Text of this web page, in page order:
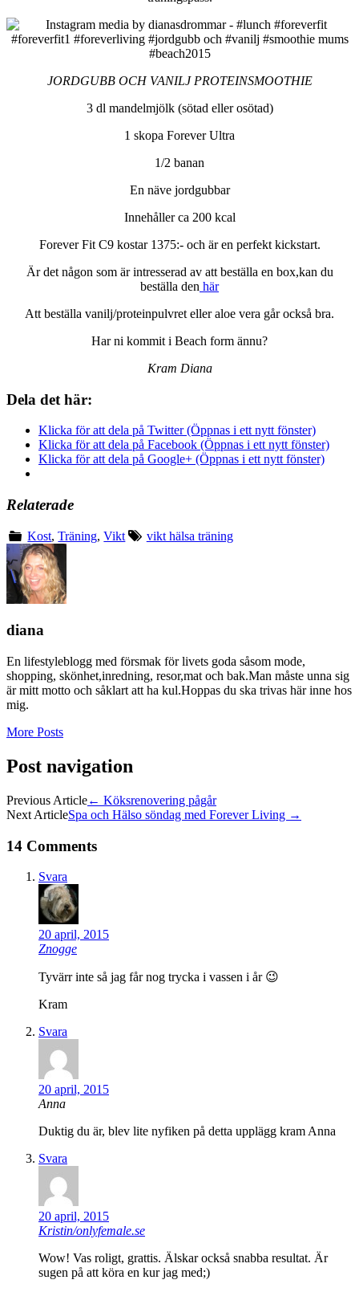
JORDGUBB OCH VANILJ PROTEINSMOOTHIE
3 dl mandelmjölk (sötad eller osötad)
1 skopa Forever Ultra
1/2 banan
En näve jordgubbar
Innehåller ca 200 kcal
Forever Fit C9 kostar 1375:- och är en perfekt kickstart.
Är det någon som är intresserad av att beställa en box,kan du
beställa den här
Att beställa vanilj/proteinpulvret eller aloe vera går också bra.
Har ni kommit i Beach form ännu?
Kram Diana
Dela det här:
Klicka för att dela på Twitter (Öppnas i ett nytt fönster)
Klicka för att dela på Facebook (Öppnas i ett nytt fönster)
Klicka för att dela på Google+ (Öppnas i ett nytt fönster)
Relaterade
Kost,Träning,Vikt vikt hälsa träning
diana
En lifestyleblogg med försmak för livets goda såsom mode,
shopping, skönhet,inredning, resor,mat och bak.Man måste unna sig
är mitt motto och såklart att ha kul.Hoppas du ska trivas här inne hos
mig.
More Posts
Post navigation
Previous Article← Köksrenovering pågår
Next ArticleSpa och Hälso söndag med Forever Living →
14 Comments
Svara
20 april, 2015
Znogge
Tyvärr inte så jag får nog trycka i vassen i år 😉
Kram
Svara
20 april, 2015
Anna
Duktig du är, blev lite nyfiken på detta upplägg kram Anna
Svara
20 april, 2015
Kristin/onlyfemale.se
Wow! Vas roligt, grattis. Älskar också snabba resultat. Är
sugen på att köra en kur jag med;)